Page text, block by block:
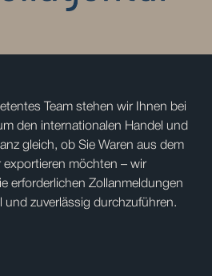
Team stehen wir Ihnen bei
den internationalen Handel und
gleich, ob Sie Waren aus dem
möchten – wir
erforderlichen Zollanmeldungen
und zuverlässig durchzuführen.